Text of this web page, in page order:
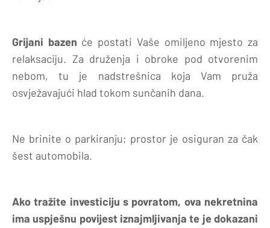
Grijani bazen će postati Vaše omiljeno mjesto za
relaksaciju. Za druženja i obroke pod otvorenim
nebom, tu je nadstrešnica koja Vam pruža
osvježavajući hlad tokom sunčanih dana.
Ne brinite o parkiranju; prostor je osiguran za čak
šest automobila.
Ako tražite investiciju s povratom, ova nekretnina
ima uspješnu povijest iznajmljivanja te je dokazani